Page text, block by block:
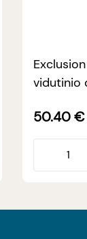
vidutinio
50.40€